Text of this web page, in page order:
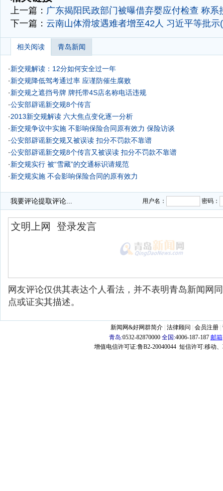
上一篇： 广东揭阳民政部门被曝借弃婴应付检查 称系
下一篇： 云南山体滑坡遇难者增至42人 习近平等批示
相关阅读 青岛新闻
·新交规解读：12分如何安全过一年
·新交规降低驾考通过率 应谨防催生腐败
·新交规之遮挡号牌 牌托带4S店名称电话违规
·公安部辟谣新交规8个传言
·2013新交规解读 六大焦点变化逐一分析
·新交规争议中实施 不影响保险合同原有效力 保险访谈
·公安部辟谣新交规又被误读 扣分不罚款不靠谱
·公安部辟谣新交规8个传言又被误读 扣分不罚款不靠谱
·新交规实行 被“雪藏”的交通标识请规范
·新交规实施 不会影响保险合同的原有效力
我要评论提取评论... 用户名： 密码：
网友评论仅供其表达个人看法，并不表明青岛新闻网
点或证实其描述。